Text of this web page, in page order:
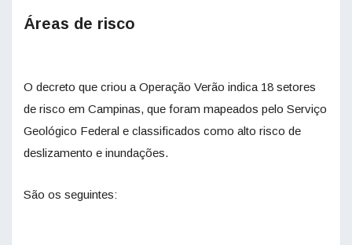
Áreas de risco
O decreto que criou a Operação Verão indica 18 setores
de risco em Campinas, que foram mapeados pelo Serviço
Geológico Federal e classificados como alto risco de
deslizamento e inundações.
São os seguintes: